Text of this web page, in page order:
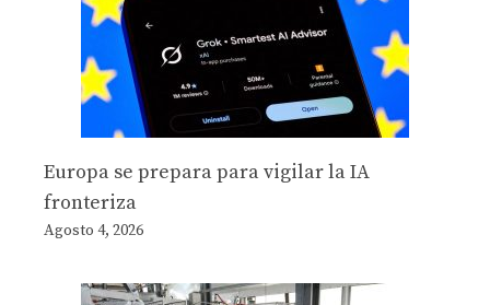
Europa se prepara para vigilar la IA
fronteriza
Agosto 4, 2026